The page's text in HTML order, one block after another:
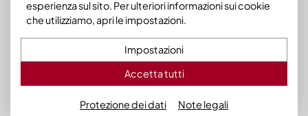
esperienza sul sito. Per ulteriori informazioni sui cookie
che utilizziamo, apri le impostazioni.
Impostazioni
Accetta tutti
Protezione dei dati Note legali